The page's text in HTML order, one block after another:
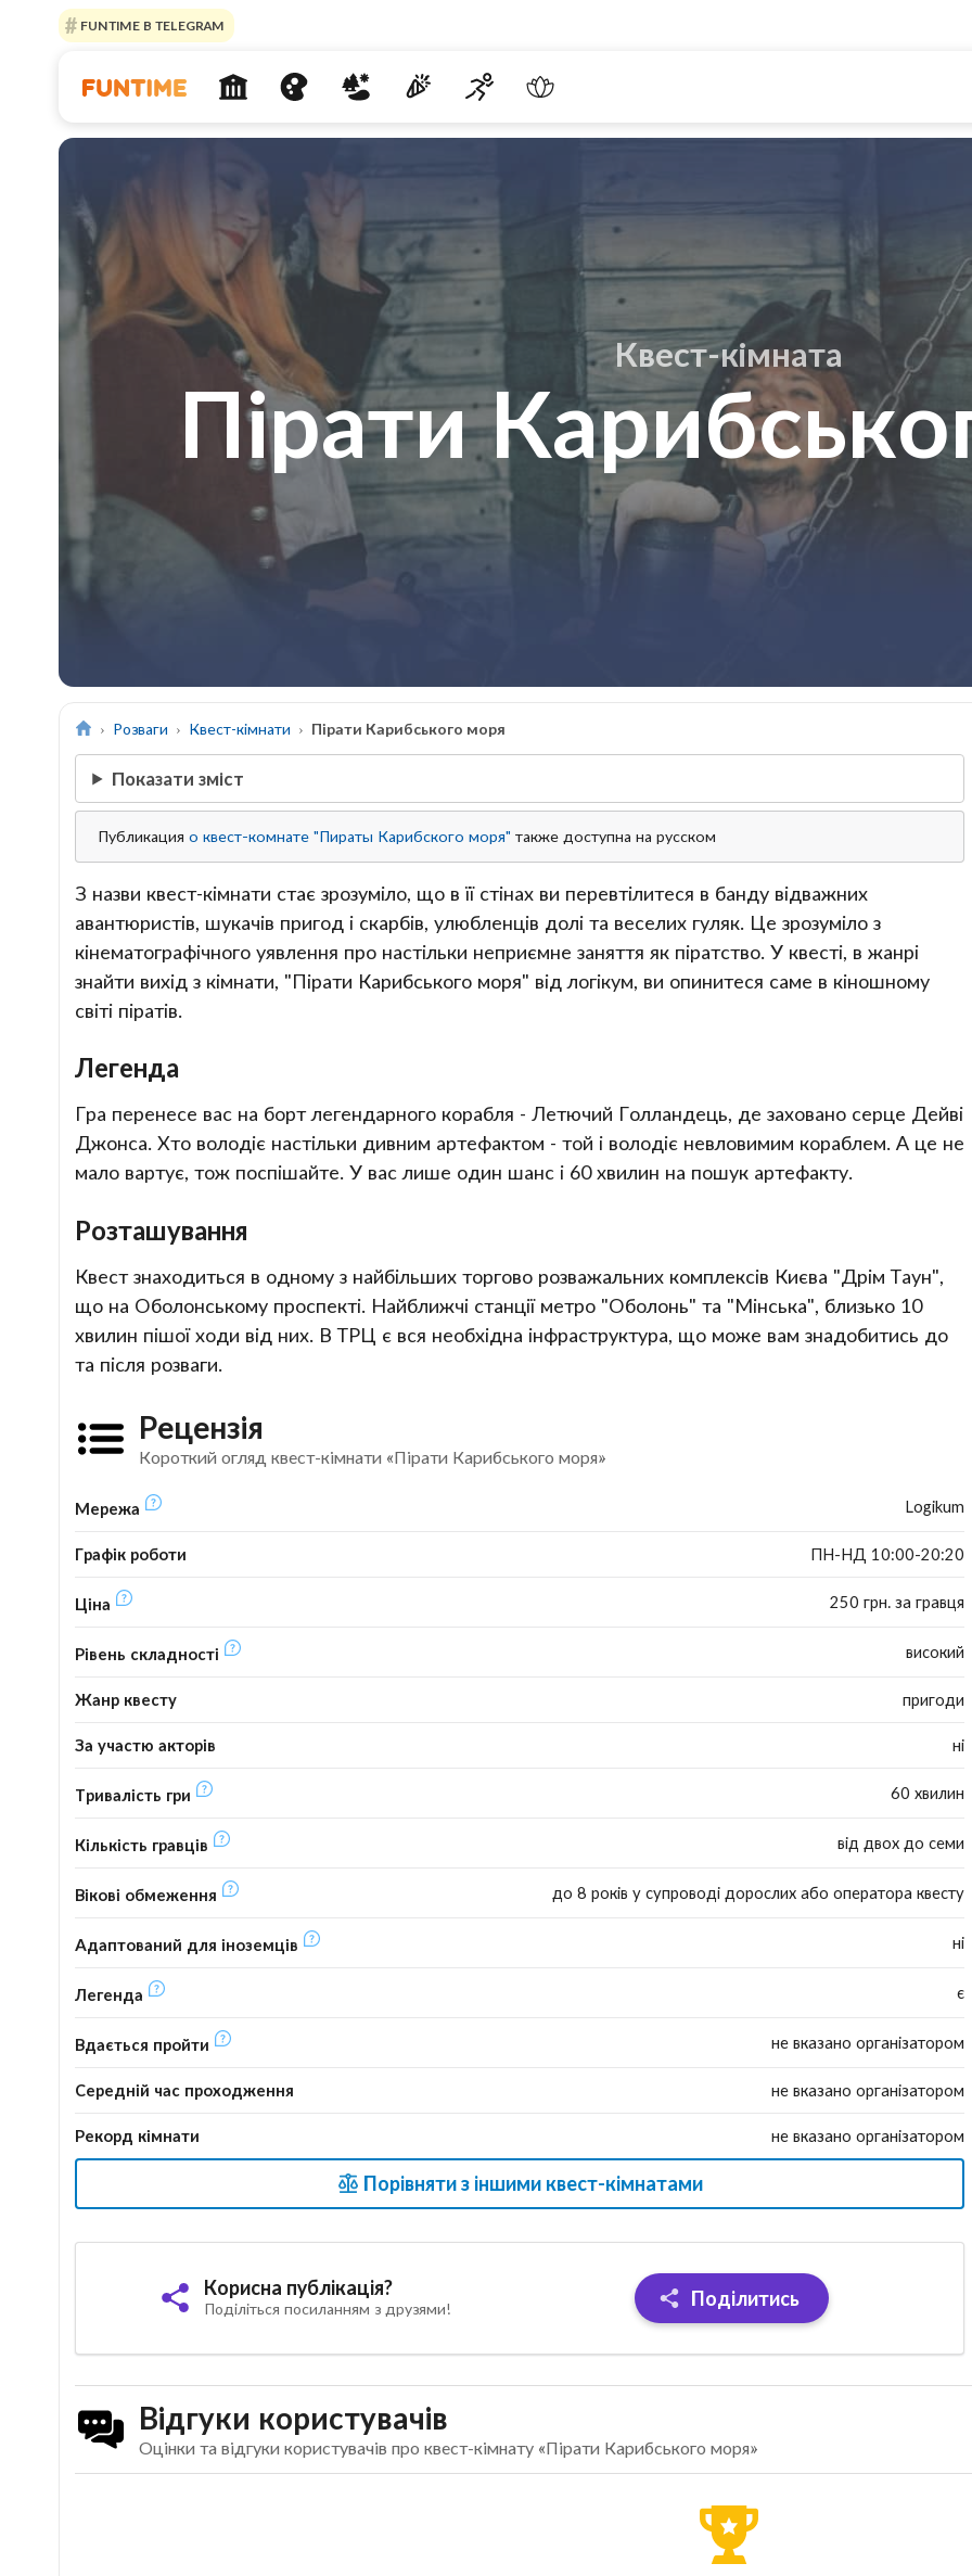
FUNTIME В TELEGRAM
Квест-кімната
Пірати
Розваги Квест-кімнати Пірати Карибського моря
Показати зміст
Публикация о квест-комнате "Пираты Карибского моря" также доступна на русском
З назви квест-кімнати стає зрозуміло, що в її стінах ви перевтілитеся в банду відважних
авантюристів, шукачів пригод і скарбів, улюбленців долі та веселих гуляк. Це зрозуміло з
кінематографічного уявлення про настільки неприємне заняття як піратство. У квесті, в жанрі
знайти вихід з кімнати, "Пірати Карибського моря" від логікум, ви опинитеся саме в кіношному
світі піратів.
Легенда
Гра перенесе вас на борт легендарного корабля - Летючий Голландець, де заховано серце Дейві
Джонса. Хто володіє настільки дивним артефактом - той і володіє невловимим кораблем. А це не
мало вартує, тож поспішайте. У вас лише один шанс і 60 хвилин на пошук артефакту.
Розташування
Квест знаходиться в одному з найбільших торгово розважальних комплексів Києва "Дрім Таун",
що на Оболонському проспекті. Найближчі станції метро "Оболонь" та "Мінська", близько 10
хвилин пішої ходи від них. В ТРЦ є вся необхідна інфраструктура, що може вам знадобитись до
та після розваги.
Рецензія
Короткий огляд квест-кімнати «Пірати Карибського моря»
Мережа Logikum
Графік роботи ПН-НД 10:00-20:20
Ціна 250 грн. за гравця
Рівень складності високий
Жанр квесту пригоди
За участю акторів ні
Тривалість гри 60 хвилин
Кількість гравців від двох до семи
Вікові обмеження до 8 років у супроводі дорослих або оператора квесту
Адаптований для іноземців ні
Легенда є
Вдається пройти не вказано організатором
Середній час проходження не вказано організатором
Рекорд кімнати не вказано організатором
Порівняти з іншими квест-кімнатами
Корисна публікація?
Поділіться посиланням з друзями! Поділитись
Відгуки користувачів
Оцінки та відгуки користувачів про квест-кімнату «Пірати Карибського моря»